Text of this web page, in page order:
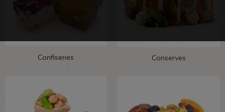
Confiseries Conserves